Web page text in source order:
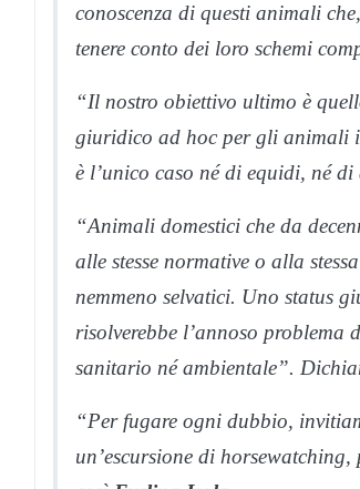
conoscenza di questi animali
tenere conto dei loro schemi
“Il nostro obiettivo ultimo è
giuridico ad hoc per gli animali
è l’unico caso né di equidi, né
“Animali domestici che da
alle stesse normative o alla
nemmeno selvatici. Uno status
risolverebbe l’annoso problema
sanitario né ambientale”.
“Per fugare ogni dubbio,
un’escursione di